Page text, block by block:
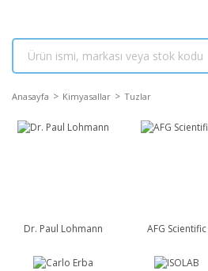
Anasayfa Kimyasallar Tuzlar
Dr. Paul Lohmann AFG Scientific